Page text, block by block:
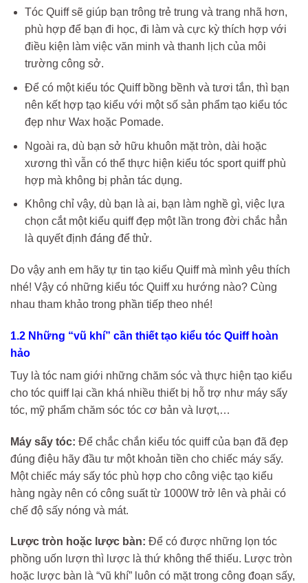
Tóc Quiff sẽ giúp bạn trông trẻ trung và trang nhã hơn,
phù hợp để bạn đi học, đi làm và cực kỳ thích hợp với
điều kiện làm việc văn minh và thanh lịch của môi
trường công sở.
Để có một kiểu tóc Quiff bồng bềnh và tươi tắn, thì bạn
nên kết hợp tạo kiểu với một số sản phẩm tạo kiểu tóc
đẹp như Wax hoặc Pomade.
Ngoài ra, dù bạn sở hữu khuôn mặt tròn, dài hoặc
xương thì vẫn có thể thực hiện kiểu tóc sport quiff phù
hợp mà không bị phản tác dụng.
Không chỉ vậy, dù bạn là ai, bạn làm nghề gì, việc lựa
chọn cắt một kiểu quiff đẹp một lần trong đời chắc hẳn
là quyết định đáng để thử.
Do vậy anh em hãy tự tin tạo kiểu Quiff mà mình yêu thích
nhé! Vậy có những kiểu tóc Quiff xu hướng nào? Cùng
nhau tham khảo trong phần tiếp theo nhé!
1.2 Những “vũ khí” cần thiết tạo kiểu tóc Quiff hoàn
hảo
Tuy là tóc nam giới những chăm sóc và thực hiện tạo kiểu
cho tóc quiff lại cần khá nhiều thiết bị hỗ trợ như máy sấy
tóc, mỹ phẩm chăm sóc tóc cơ bản và lượt,…
Máy sấy tóc: Để chắc chắn kiểu tóc quiff của bạn đã đẹp
đúng điệu hãy đầu tư một khoản tiền cho chiếc máy sấy.
Một chiếc máy sấy tóc phù hợp cho công việc tạo kiểu
hàng ngày nên có công suất từ 1000W trở lên và phải có
chế độ sấy nóng và mát.
Lược tròn hoặc lược bàn: Để có được những lọn tóc
phồng uốn lượn thì lược là thứ không thể thiếu. Lược tròn
hoặc lược bàn là “vũ khí” luôn có mặt trong công đoạn sấy,